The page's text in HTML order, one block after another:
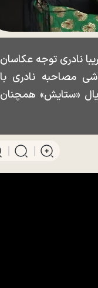
نادری توجه عکاسان
مصاحبه نادری با
«ستایش» همچنان